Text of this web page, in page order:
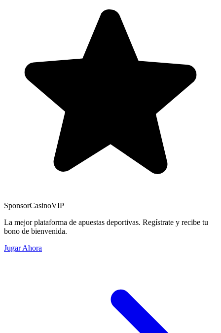
SponsorCasinoVIP
La mejor plataforma de apuestas deportivas. Regístrate y recibe tu
bono de bienvenida.
Jugar Ahora